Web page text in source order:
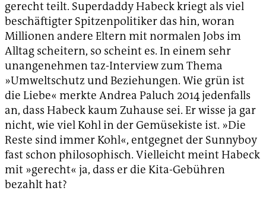
gerecht teilt. Superdaddy Habeck kriegt als viel
beschäftigter Spitzenpolitiker das hin, woran
Millionen andere Eltern mit normalen Jobs im
Alltag scheitern, so scheint es. In einem sehr
unangenehmen taz-Interview zum Thema
»Umweltschutz und Beziehungen. Wie grün ist
die Liebe« merkte Andrea Paluch 2014 jedenfalls
an, dass Habeck kaum Zuhause sei. Er wisse ja gar
nicht, wie viel Kohl in der Gemüsekiste ist. »Die
Reste sind immer Kohl«, entgegnet der Sunnyboy
fast schon philosophisch. Vielleicht meint Habeck
mit »gerecht« ja, dass er die Kita-Gebühren
bezahlt hat?